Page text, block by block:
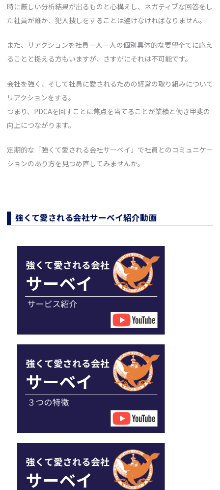
時に厳しい分析結果が出るものと心構えし、ネガティブな回答をし
た社員が誰か、犯人捜しをすることは避けなければなりません。
また、リアクションを社員一人一人の個別具体的な要望全てに応え
ることと捉える方もいますが、さすがにそれは不可能です。
会社を強く、そして社員に愛されるための経営の取り組みについて
リアクションをする。
つまり、PDCAを回すことに焦点を当てることが業績と働き甲斐の
向上につながります。
定期的な「強くて愛される会社サーベイ」で社員とのコミュニケー
ションのあり方を見つめ直してみませんか。
強くて愛される会社サーベイ紹介動画